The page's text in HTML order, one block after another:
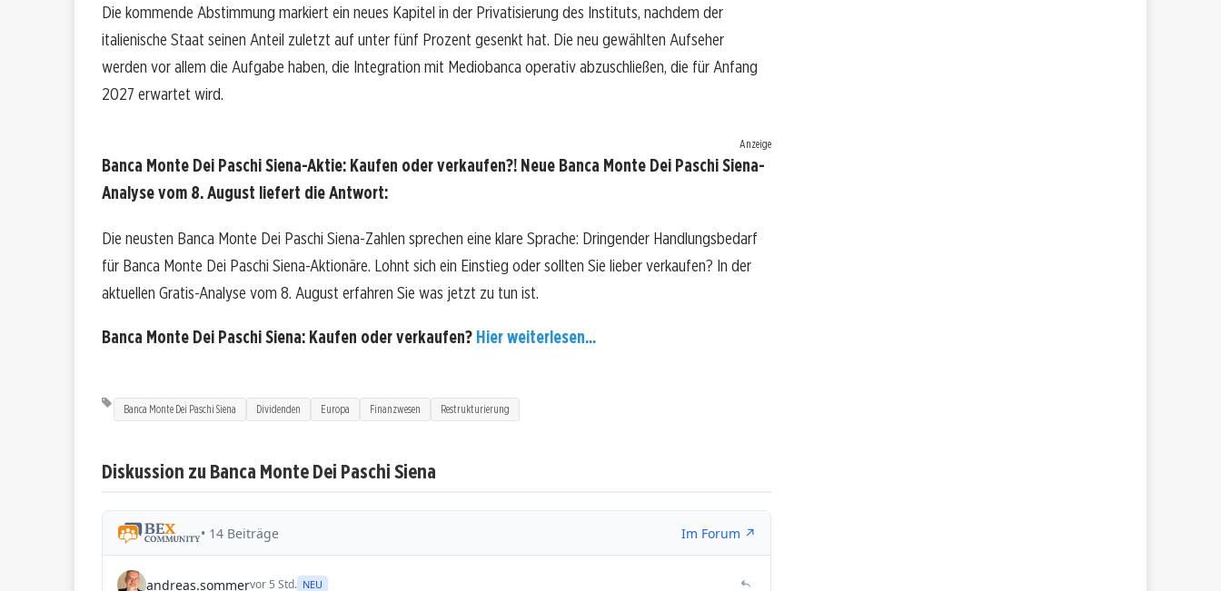
Die kommende Abstimmung markiert ein neues Kapitel in der Privatisierung des Instituts, nachdem der
italienische Staat seinen Anteil zuletzt auf unter fünf Prozent gesenkt hat. Die neu gewählten Aufseher
werden vor allem die Aufgabe haben, die Integration mit Mediobanca operativ abzuschließen, die für Anfang
2027 erwartet wird.
Anzeige
Banca Monte Dei Paschi Siena-Aktie: Kaufen oder verkaufen?! Neue Banca Monte Dei Paschi Siena-
Analyse vom 8. August liefert die Antwort:
Die neusten Banca Monte Dei Paschi Siena-Zahlen sprechen eine klare Sprache: Dringender Handlungsbedarf
für Banca Monte Dei Paschi Siena-Aktionäre. Lohnt sich ein Einstieg oder sollten Sie lieber verkaufen? In der
aktuellen Gratis-Analyse vom 8. August erfahren Sie was jetzt zu tun ist.
Banca Monte Dei Paschi Siena: Kaufen oder verkaufen? Hier weiterlesen...
Banca Monte Dei Paschi Siena Dividenden Europa Finanzwesen Restrukturierung
Diskussion zu Banca Monte Dei Paschi Siena